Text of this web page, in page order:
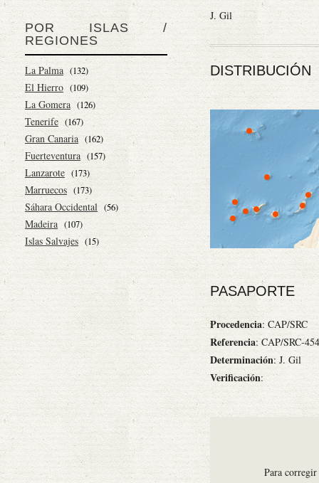
POR ISLAS /
REGIONES
La Palma (132)
El Hierro (109)
La Gomera (126)
Tenerife (167)
Gran Canaria (162)
Fuerteventura (157)
Lanzarote (173)
Marruecos (173)
Sáhara Occidental (56)
Madeira (107)
Islas Salvajes (15)
J. Gil
DISTRIBUCIÓN
PASAPORTE
Procedencia: CAP/SRC
Referencia: CAP/SRC-454
Determinación: J. Gil
Verificación:
Para